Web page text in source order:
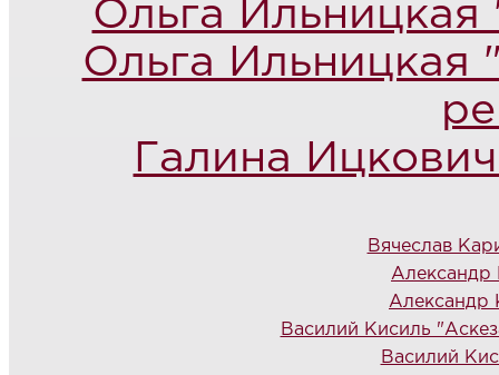
Ольга
Ольга Ильницкая
Галина
Вячеслав
Александр
Александр
Василий Кисиль
Василий